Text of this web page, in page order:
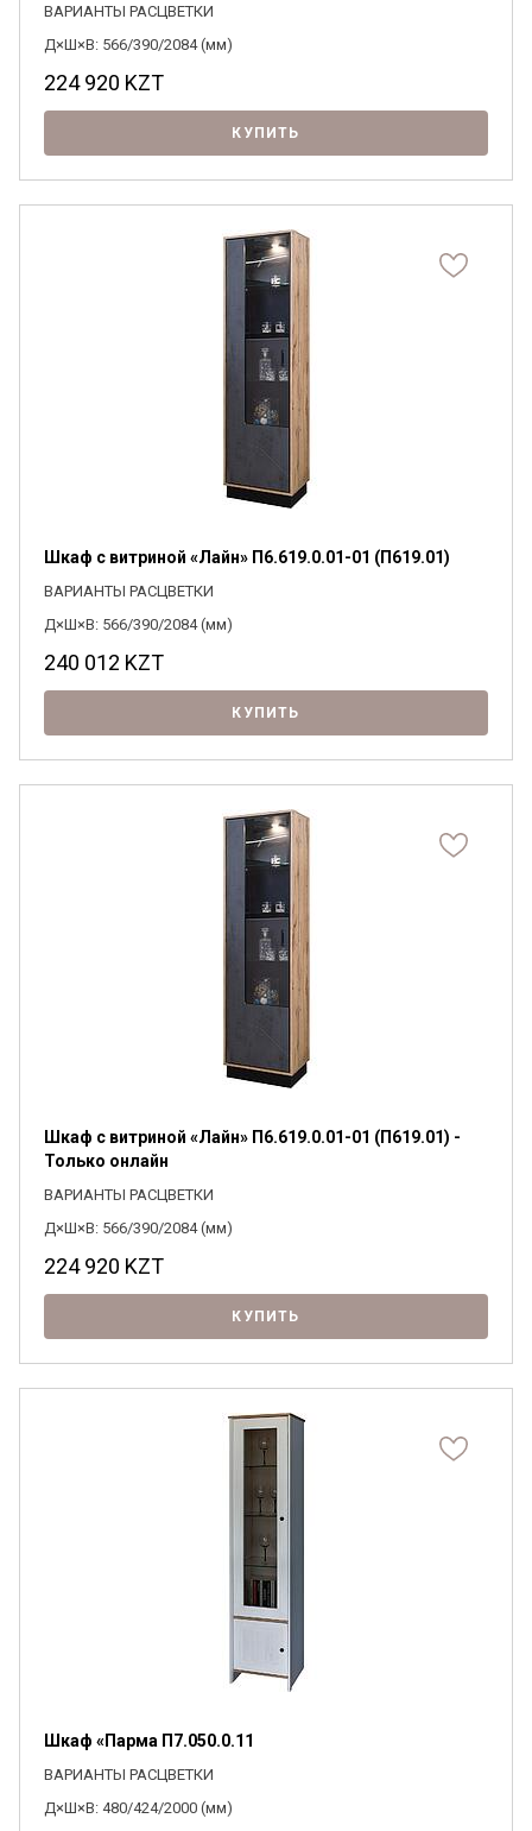
ВАРИАНТЫ РАСЦВЕТКИ
Д×Ш×В: 566/390/2084 (мм)
224 920 KZT
КУПИТЬ
Шкаф с витриной «Лайн» П6.619.0.01-01 (П619.01)
ВАРИАНТЫ РАСЦВЕТКИ
Д×Ш×В: 566/390/2084 (мм)
240 012 KZT
КУПИТЬ
Шкаф с витриной «Лайн» П6.619.0.01-01 (П619.01) -
Только онлайн
ВАРИАНТЫ РАСЦВЕТКИ
Д×Ш×В: 566/390/2084 (мм)
224 920 KZT
КУПИТЬ
Шкаф «Парма П7.050.0.11
ВАРИАНТЫ РАСЦВЕТКИ
Д×Ш×В: 480/424/2000 (мм)